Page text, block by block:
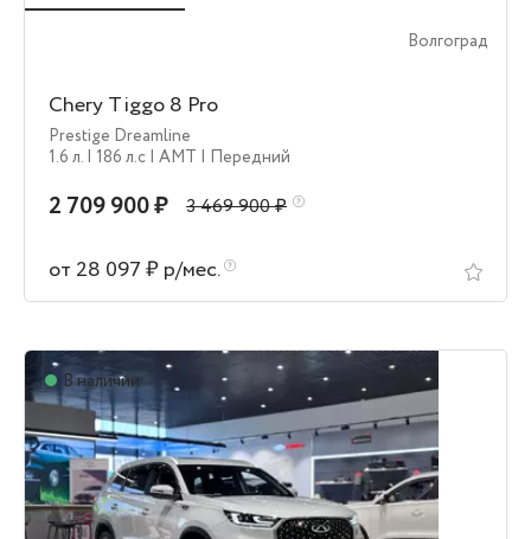
Волгоград
Chery Tiggo 8 Pro
Prestige Dreamline
1.6 л. | 186 л.c | AMT | Передний
2 709 900 ₽ 3 469 900 ₽
от 28 097 ₽ р/мес.
В наличии